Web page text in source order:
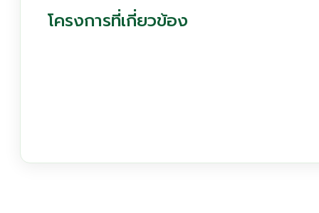
โครงการที่เกี่ยวข้อง